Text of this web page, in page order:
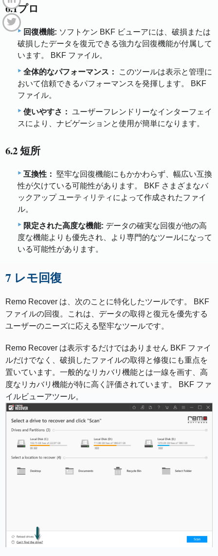
6.1プロ
回復機能: ソフトケン BKF ビューアには、破損または
破損したデータを復元できる強力な回復機能が付属して
います。 BKF ファイル。
全体的なパフォーマンス：
このツールは表示と管理に
おいて信頼できるパフォーマンスを発揮します。 BKF
ファイル。
使いやすさ： ユーザーフレンドリーなインターフェイ
スにより、ナビゲーションと使用が簡単になります。
6.2 短所
互換性： 堅牢な回復機能にもかかわらず、幅広い互換
性が欠けている可能性があります。 BKF さまざまなバ
ックアップ ユーティリティによって作成されたファイ
ル。
限定された高度な機能: データの確実な回復が他の高
度な機能よりも優先され、より専門的なツールになって
いる可能性があります。
7 レモ回復
Remo Recover は、次のことに特化したツールです。 BKF
ファイルの回復。これは、データの取得と復元を優先する
ユーザーのニーズに応える堅牢なツールです。
Remo Recover は表示するだけではありません BKF ファイ
ルだけでなく、破損したファイルの取得と修復にも重点を
置いています。一般的なリカバリ機能とは一線を画す、高
度なリカバリ機能が特に高く評価されています。 BKF ファ
イルビューアツール。